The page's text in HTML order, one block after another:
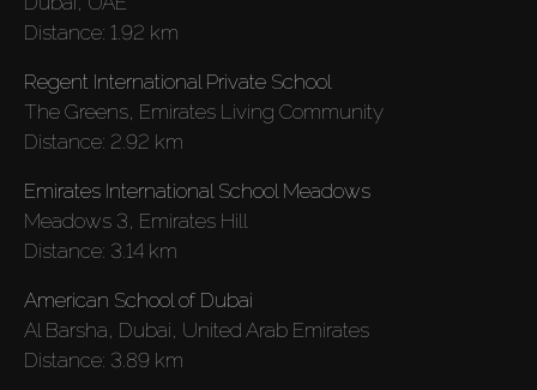
Distance: 1.92 km
Regent International Private School
The Greens, Emirates Living Community
Distance: 2.92 km
Emirates International School Meadows
Meadows 3, Emirates Hill
Distance: 3.14 km
American School of Dubai
Al Barsha, Dubai, United Arab Emirates
Distance: 3.89 km